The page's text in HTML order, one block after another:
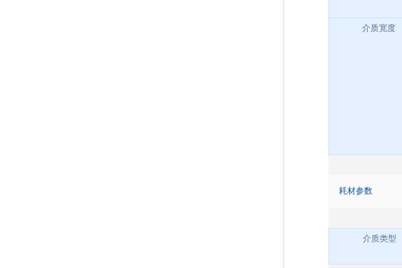
介质宽度
耗材参数
介质类型